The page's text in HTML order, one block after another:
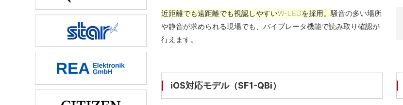
近距離でも遠距離でも視認しやすいW-LEDを採用。騒音の多い場所
や静音が求められる現場でも、バイブレータ機能で読み取り確認が
行えます。
iOS対応モデル（SF1-QBi）